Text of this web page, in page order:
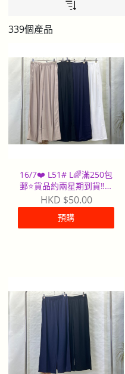
339個產品
16/7❤️ L51# L🌈滿250包
郵⭐️貨品約兩星期到貨‼️早
到早派
HKD $50.00
預購